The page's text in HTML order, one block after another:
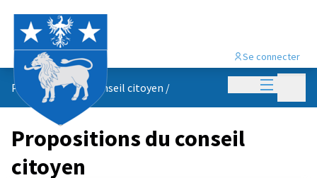
Menu
Se connecter
Propositions du conseil citoyen /
Propositions du conseil
citoyen